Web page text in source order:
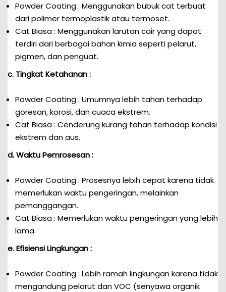
Powder Coating : Menggunakan bubuk cat terbuat
dari polimer termoplastik atau termoset.
Cat Biasa : Menggunakan larutan cair yang dapat
terdiri dari berbagai bahan kimia seperti pelarut,
pigmen, dan penguat.
c. Tingkat Ketahanan :
Powder Coating : Umumnya lebih tahan terhadap
goresan, korosi, dan cuaca ekstrem.
Cat Biasa : Cenderung kurang tahan terhadap kondisi
ekstrem dan aus.
d. Waktu Pemrosesan :
Powder Coating : Prosesnya lebih cepat karena tidak
memerlukan waktu pengeringan, melainkan
pemanggangan.
Cat Biasa : Memerlukan waktu pengeringan yang lebih
lama.
e. Efisiensi Lingkungan :
Powder Coating : Lebih ramah lingkungan karena tidak
mengandung pelarut dan VOC (senyawa organik